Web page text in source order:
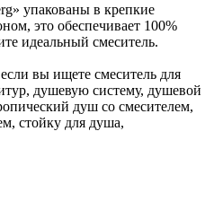
упакованы в крепкие
это обеспечивает 100%
идеальный смеситель.
вы ищете смеситель для
душевую систему, душевой
душ со смесителем,
стойку для душа,